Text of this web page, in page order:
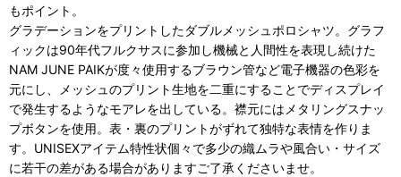
もポイント。
グラデーションをプリントしたダブルメッシュポロシャツ。グラフ
ィックは90年代フルクサスに参加し機械と人間性を表現し続けた
NAM JUNE PAIKが度々使用するブラウン管など電子機器の色彩を
元にし、メッシュのプリント生地を二重にすることでディスプレイ
で発生するようなモアレを出している。襟元にはメタリングスナッ
プボタンを使用。表・裏のプリントがずれて独特な表情を作りま
す。UNISEXアイテム特性状個々で多少の織ムラや風合い・サイズ
に若干の差がある場合がありますご了承くださいませ。